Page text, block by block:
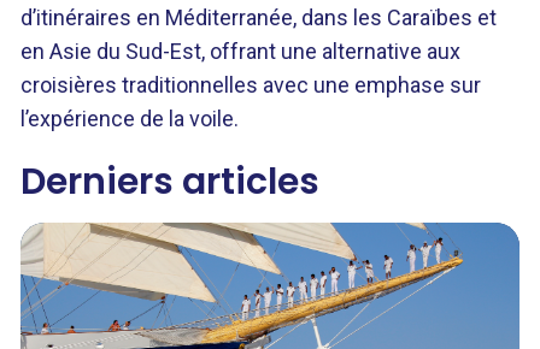
d’itinéraires en Méditerranée, dans les Caraïbes et
en Asie du Sud-Est, offrant une alternative aux
croisières traditionnelles avec une emphase sur
l’expérience de la voile.
Derniers articles